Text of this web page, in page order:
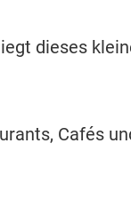
dieses
Cafés